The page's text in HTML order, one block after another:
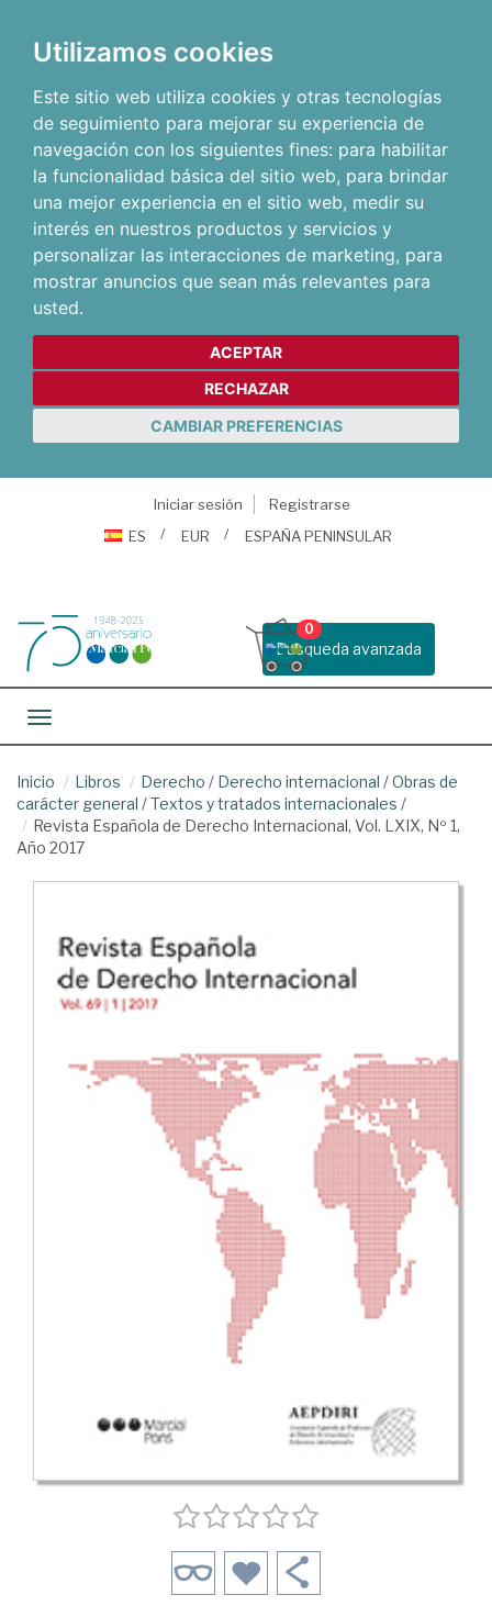
Utilizamos cookies
Este sitio web utiliza cookies y otras tecnologías
de seguimiento para mejorar su experiencia de
navegación con los siguientes fines: para habilitar
la funcionalidad básica del sitio web, para brindar
una mejor experiencia en el sitio web, medir su
interés en nuestros productos y servicios y
personalizar las interacciones de marketing, para
mostrar anuncios que sean más relevantes para
usted.
ACEPTAR
RECHAZAR
CAMBIAR PREFERENCIAS
Iniciar sesión
Registrarse
ES
EUR ESPAÑA PENINSULAR
Busqueda avanzada
0
Toggle navigation
Inicio Libros Derecho / Derecho internacional /Obras de
carácter general /Textos y tratados internacionales /
Revista Española de Derecho Internacional, Vol. LXIX, Nº 1,
Año 2017